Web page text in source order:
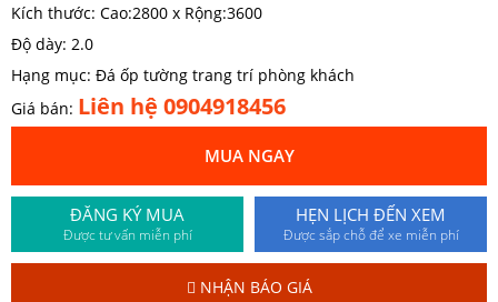
Kích thước: Cao:2800 x Rộng:3600
Độ dày: 2.0
Hạng mục: Đá ốp tường trang trí phòng khách
Giá bán: Liên hệ 0904918456
MUA NGAY
ĐĂNG KÝ MUA
Được tư vấn miễn phí
HẸN LỊCH ĐẾN XEM
Được sắp chỗ để xe miễn phí
NHẬN BÁO GIÁ